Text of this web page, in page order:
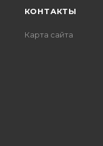
КОНТАКТЫ
Карта сайта